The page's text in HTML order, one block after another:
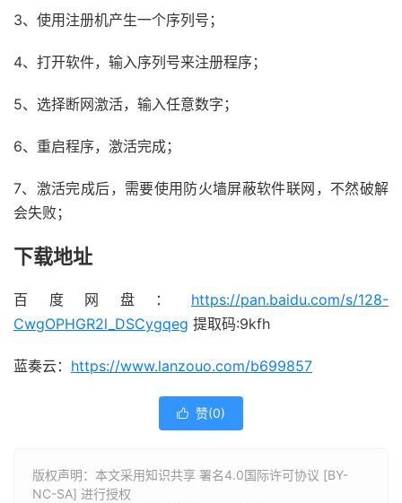
3、使用注册机产生一个序列号；
4、打开软件，输入序列号来注册程序；
5、选择断网激活，输入任意数字；
6、重启程序，激活完成；
7、激活完成后，需要使用防火墙屏蔽软件联网，不然破解
会失败；
下载地址
百度网盘： https://pan.baidu.com/s/128-
CwgOPHGR2l_DSCygqeg 提取码:9kfh
蓝奏云： https://www.lanzouo.com/b699857
 赞(0)
版权声明：本文采用知识共享 署名4.0国际许可协议 [BY-
NC-SA] 进行授权